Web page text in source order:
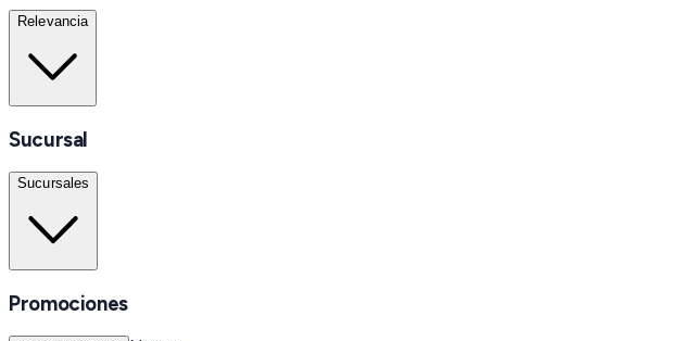
Relevancia
Sucursal
Sucursales
Promociones